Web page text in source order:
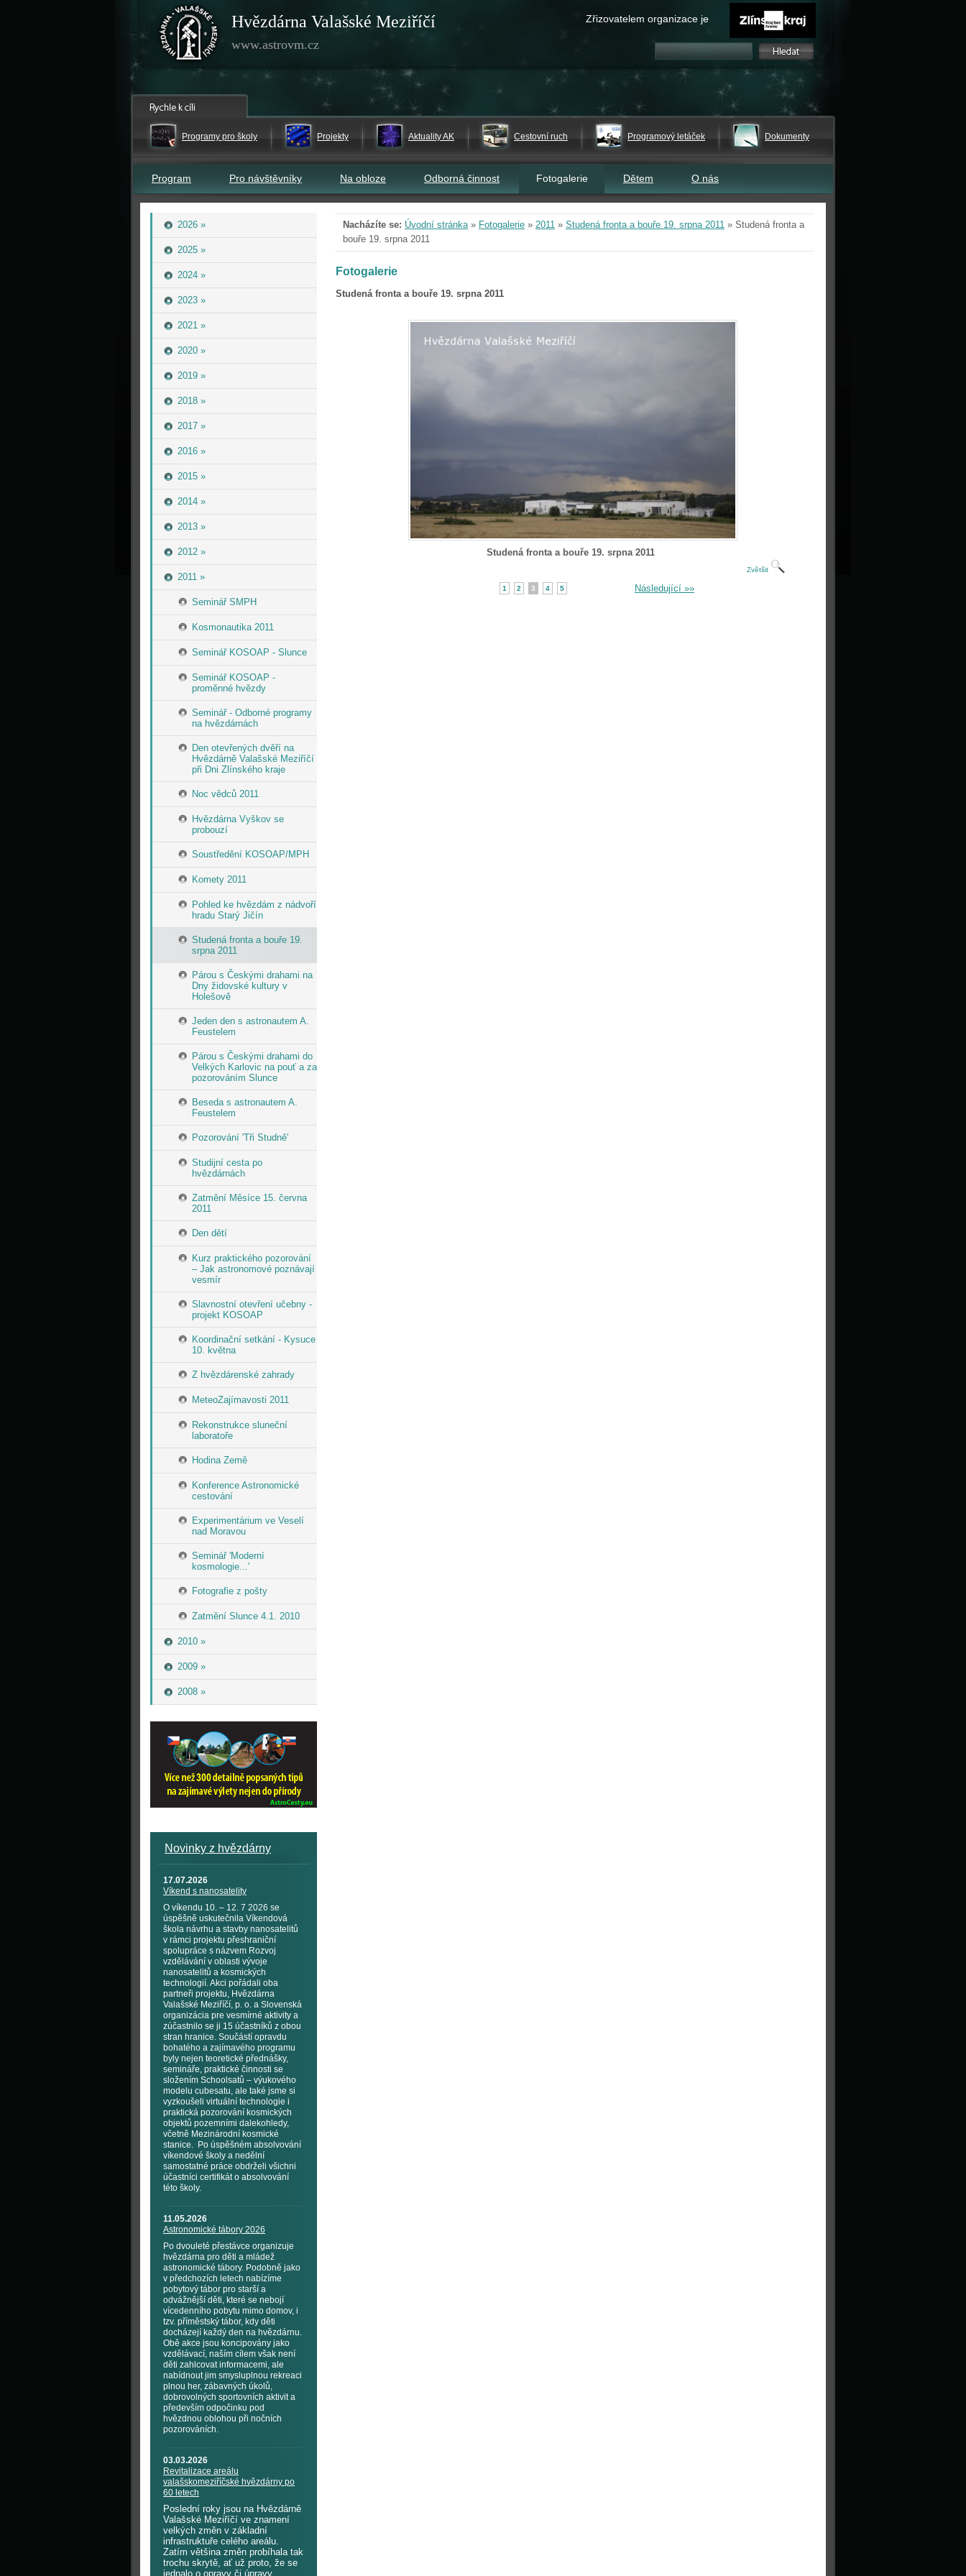
Hvězdárna Valašské Meziříčí
www.astrovm.cz
Zřizovatelem organizace je
Programy pro školy Projekty Aktuality AK Cestovní ruch Programový letáček Dokumenty
Program Pro návštěvníky Na obloze Odborná činnost Fotogalerie Dětem O nás
2026 »
2025 »
2024 »
2023 »
2021 »
2020 »
2019 »
2018 »
2017 »
2016 »
2015 »
2014 »
2013 »
2012 »
2011 »
Seminář SMPH
Kosmonautika 2011
Seminář KOSOAP - Slunce
Seminář KOSOAP -
proměnné hvězdy
Seminář - Odborné programy
na hvězdárnách
Den otevřených dvěří na
Hvězdárně Valašské Meziříčí
při Dni Zlínského kraje
Noc vědců 2011
Hvězdárna Vyškov se
probouzí
Soustředění KOSOAP/MPH
Komety 2011
Pohled ke hvězdám z nádvoří
hradu Starý Jičín
Studená fronta a bouře 19.
srpna 2011
Párou s Českými drahami na
Dny židovské kultury v
Holešově
Jeden den s astronautem A.
Feustelem
Párou s Českými drahami do
Velkých Karlovic na pouť a za
pozorováním Slunce
Beseda s astronautem A.
Feustelem
Pozorování 'Tři Studně'
Studijní cesta po
hvězdárnách
Zatmění Měsíce 15. června
2011
Den dětí
Kurz praktického pozorování
– Jak astronomové poznávají
vesmír
Slavnostní otevření učebny -
projekt KOSOAP
Koordinační setkání - Kysuce
10. května
Z hvězdárenské zahrady
MeteoZajímavosti 2011
Rekonstrukce sluneční
laboratoře
Hodina Země
Konference Astronomické
cestování
Experimentárium ve Veselí
nad Moravou
Seminář 'Moderní
kosmologie...'
Fotografie z pošty
Zatmění Slunce 4.1. 2010
2010 »
2009 »
2008 »
Novinky z hvězdárny
17.07.2026
Víkend s nanosatelity
O víkendu 10. – 12. 7 2026 se
úspěšně uskutečnila Víkendová
škola návrhu a stavby nanosatelitů
v rámci projektu přeshraniční
spolupráce s názvem Rozvoj
vzdělávání v oblasti vývoje
nanosatelitů a kosmických
technologií. Akci pořádali oba
partneři projektu, Hvězdárna
Valašské Meziříčí, p. o. a Slovenská
organizácia pre vesmírné aktivity a
zúčastnilo se ji 15 účastníků z obou
stran hranice. Součástí opravdu
bohatého a zajímavého programu
byly nejen teoretické přednášky,
semináře, praktické činnosti se
složením Schoolsatů – výukového
modelu cubesatu, ale také jsme si
vyzkoušeli virtuální technologie i
praktická pozorování kosmických
objektů pozemními dalekohledy,
včetně Mezinárodní kosmické
stanice. Po úspěšném absolvování
víkendové školy a nedělní
samostatné práce obdrželi všichni
účastníci certifikát o absolvování
této školy.
11.05.2026
Astronomické tábory 2026
Po dvouleté přestávce organizuje
hvězdárna pro děti a mládež
astronomické tábory. Podobně jako
v předchozích letech nabízíme
pobytový tábor pro starší a
odvážnější děti, které se nebojí
vícedenního pobytu mimo domov, i
tzv. příměstský tábor, kdy děti
docházejí každý den na hvězdárnu.
Obě akce jsou koncipovány jako
vzdělávací, naším cílem však není
děti zahlcovat informacemi, ale
nabídnout jim smysluplnou rekreaci
plnou her, zábavných úkolů,
dobrovolných sportovních aktivit a
především odpočinku pod
hvězdnou oblohou při nočních
pozorováních.
03.03.2026
Revitalizace areálu
valašskomeziříčské hvězdárny po
60 letech
Poslední roky jsou na Hvězdárně
Valašské Meziříčí ve znamení
velkých změn v základní
infrastruktuře celého areálu.
Zatím většina změn probíhala tak
trochu skrytě, ať už proto, že se
jednalo o opravy či úpravy
Nacházíte se: Úvodní stránka» Fotogalerie » 2011 » Studená fronta a bouře 19. srpna 2011 » Studená fronta a
bouře 19. srpna 2011
Fotogalerie
Studená fronta a bouře 19. srpna 2011
Studená fronta a bouře 19. srpna 2011
Zvětšit
1 2 3 4 5 Následující »»